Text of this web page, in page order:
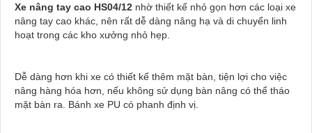
Xe nâng tay cao HS04/12 nhờ thiết kế nhỏ gọn hơn các loại xe
nâng tay cao khác, nên rất dễ dàng nâng hạ và di chuyển linh
hoạt trong các kho xưởng nhỏ hẹp.
Dễ dàng hơn khi xe có thiết kế thêm mặt bàn, tiện lợi cho việc
nâng hàng hóa hơn, nếu không sử dụng bàn nâng có thể tháo
mặt bàn ra. Bánh xe PU có phanh định vị.